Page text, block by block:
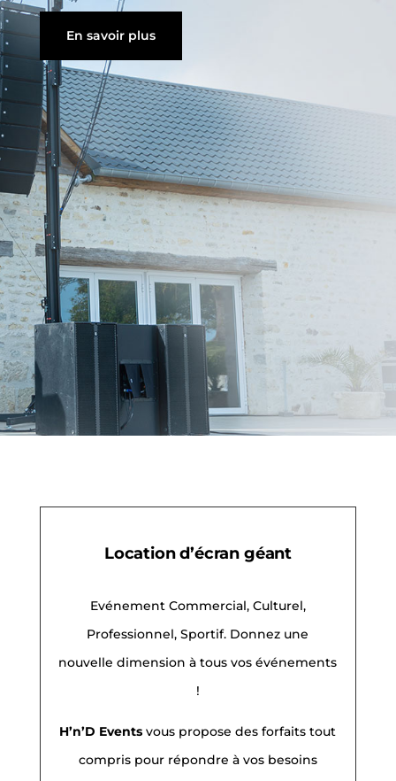
En savoir plus
Location d’écran géant
Evénement Commercial, Culturel,
Professionnel, Sportif. Donnez une
nouvelle dimension à tous vos événements
!
H’n’D Events vous propose des forfaits tout
compris pour répondre à vos besoins